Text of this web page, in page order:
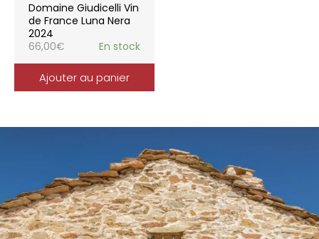
Domaine Giudicelli Vin
de France Luna Nera
2024
66,00€ En stock
Ajouter au panier